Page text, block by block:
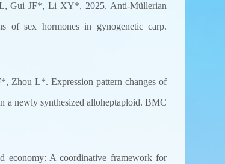
Gui JF*, Li XY*, 2025. Anti-Müllerian
of sex hormones in gynogenetic carp.
L*. Expression pattern changes of
a newly synthesized alloheptaploid. BMC
economy: A coordinative framework for